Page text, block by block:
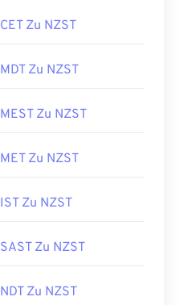
CET Zu NZST
MDT Zu NZST
MEST Zu NZST
MET Zu NZST
IST Zu NZST
SAST Zu NZST
NDT Zu NZST